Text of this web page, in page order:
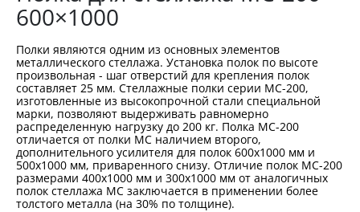
600×1000
Полки являются одним из основных элементов
металлического стеллажа. Установка полок по высоте
произвольная - шаг отверстий для крепления полок
составляет 25 мм. Стеллажные полки серии МС-200,
изготовленные из высокопрочной стали специальной
марки, позволяют выдерживать равномерно
распределенную нагрузку до 200 кг. Полка МС-200
отличается от полки МС наличием второго,
дополнительного усилителя для полок 600х1000 мм и
500х1000 мм, приваренного снизу. Отличие полок МС-200
размерами 400х1000 мм и 300х1000 мм от аналогичных
полок стеллажа МС заключается в применении более
толстого металла (на 30% по толщине).